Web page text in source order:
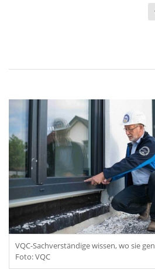
VQC-Sachverständige wissen, wo sie
Foto: VQC